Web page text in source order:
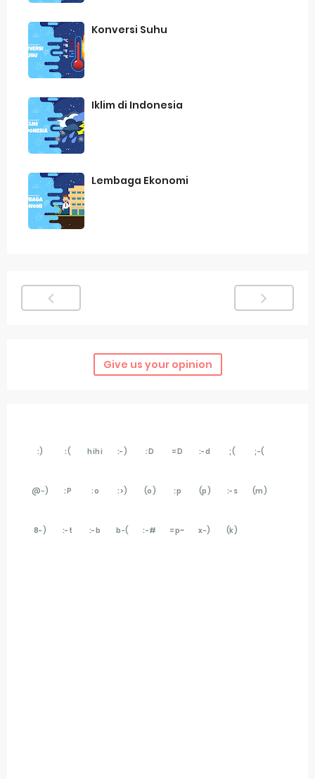
Konversi Suhu
Iklim di Indonesia
Lembaga Ekonomi
Give us your opinion
:) :( hihi :-) :D =D :-d ;( ;-(
@-) :P :o :>) (o) :p (p) :-s (m)
8-) :-t :-b b-( :-# =p~ x-) (k)